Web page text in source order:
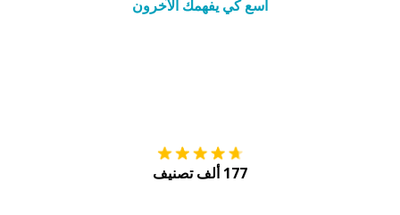
اسع كي يفهمك الآخرون
177 ألف تصنيف